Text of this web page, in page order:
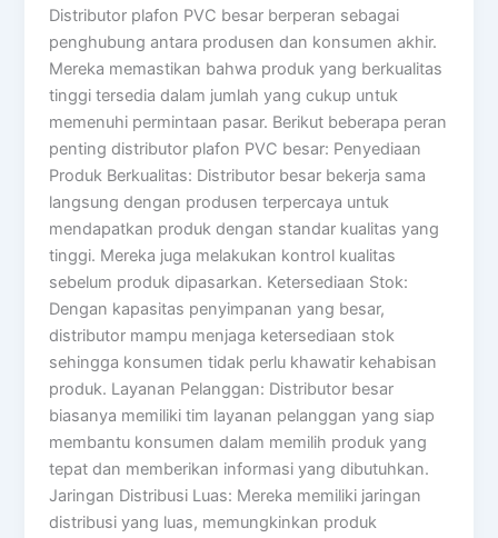
Distributor plafon PVC besar berperan sebagai
penghubung antara produsen dan konsumen akhir.
Mereka memastikan bahwa produk yang berkualitas
tinggi tersedia dalam jumlah yang cukup untuk
memenuhi permintaan pasar. Berikut beberapa peran
penting distributor plafon PVC besar: Penyediaan
Produk Berkualitas: Distributor besar bekerja sama
langsung dengan produsen terpercaya untuk
mendapatkan produk dengan standar kualitas yang
tinggi. Mereka juga melakukan kontrol kualitas
sebelum produk dipasarkan. Ketersediaan Stok:
Dengan kapasitas penyimpanan yang besar,
distributor mampu menjaga ketersediaan stok
sehingga konsumen tidak perlu khawatir kehabisan
produk. Layanan Pelanggan: Distributor besar
biasanya memiliki tim layanan pelanggan yang siap
membantu konsumen dalam memilih produk yang
tepat dan memberikan informasi yang dibutuhkan.
Jaringan Distribusi Luas: Mereka memiliki jaringan
distribusi yang luas, memungkinkan produk